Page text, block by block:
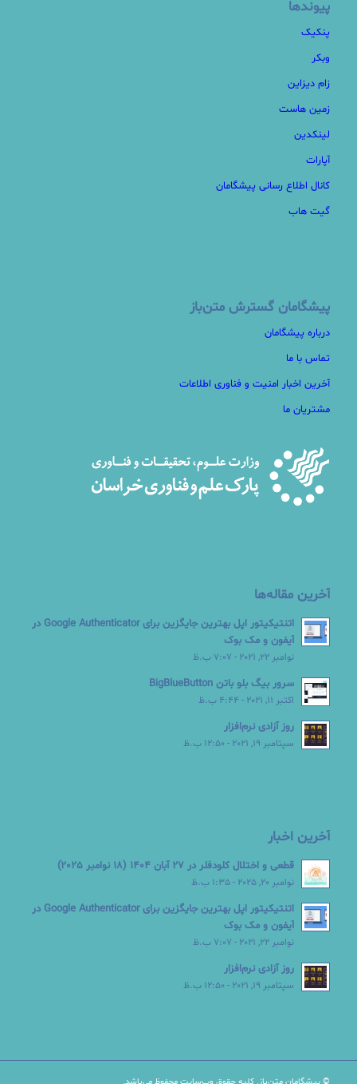
پیوندها
پنکیک
وبکر
زام دیزاین
زمین هاست
لینکدین
آپارات
کانال اطلاع رسانی پیشگامان
گیت هاب
پیشگامان گسترش متن‌باز
درباره پیشگامان
تماس با ما
آخرین اخبار امنیت و فناوری اطلاعات
مشتریان ما
آخرین مقاله‌ها
اتنتیکیتور اپل بهترین جایگزین برای Google Authenticator در
آیفون و مک بوک
نوامبر 22, 2021 - 7:07 ب.ظ
سرور بیگ بلو باتن BigBlueButton
اکتبر 11, 2021 - 4:44 ب.ظ
روز آزادی نرم‌افزار
سپتامبر 19, 2021 - 12:50 ب.ظ
آخرین اخبار
قطعی و اختلال کلودفلر در 27 آبان 1404 (18 نوامبر 2025)
نوامبر 20, 2025 - 1:35 ب.ظ
اتنتیکیتور اپل بهترین جایگزین برای Google Authenticator در
آیفون و مک بوک
نوامبر 22, 2021 - 7:07 ب.ظ
روز آزادی نرم‌افزار
سپتامبر 19, 2021 - 12:50 ب.ظ